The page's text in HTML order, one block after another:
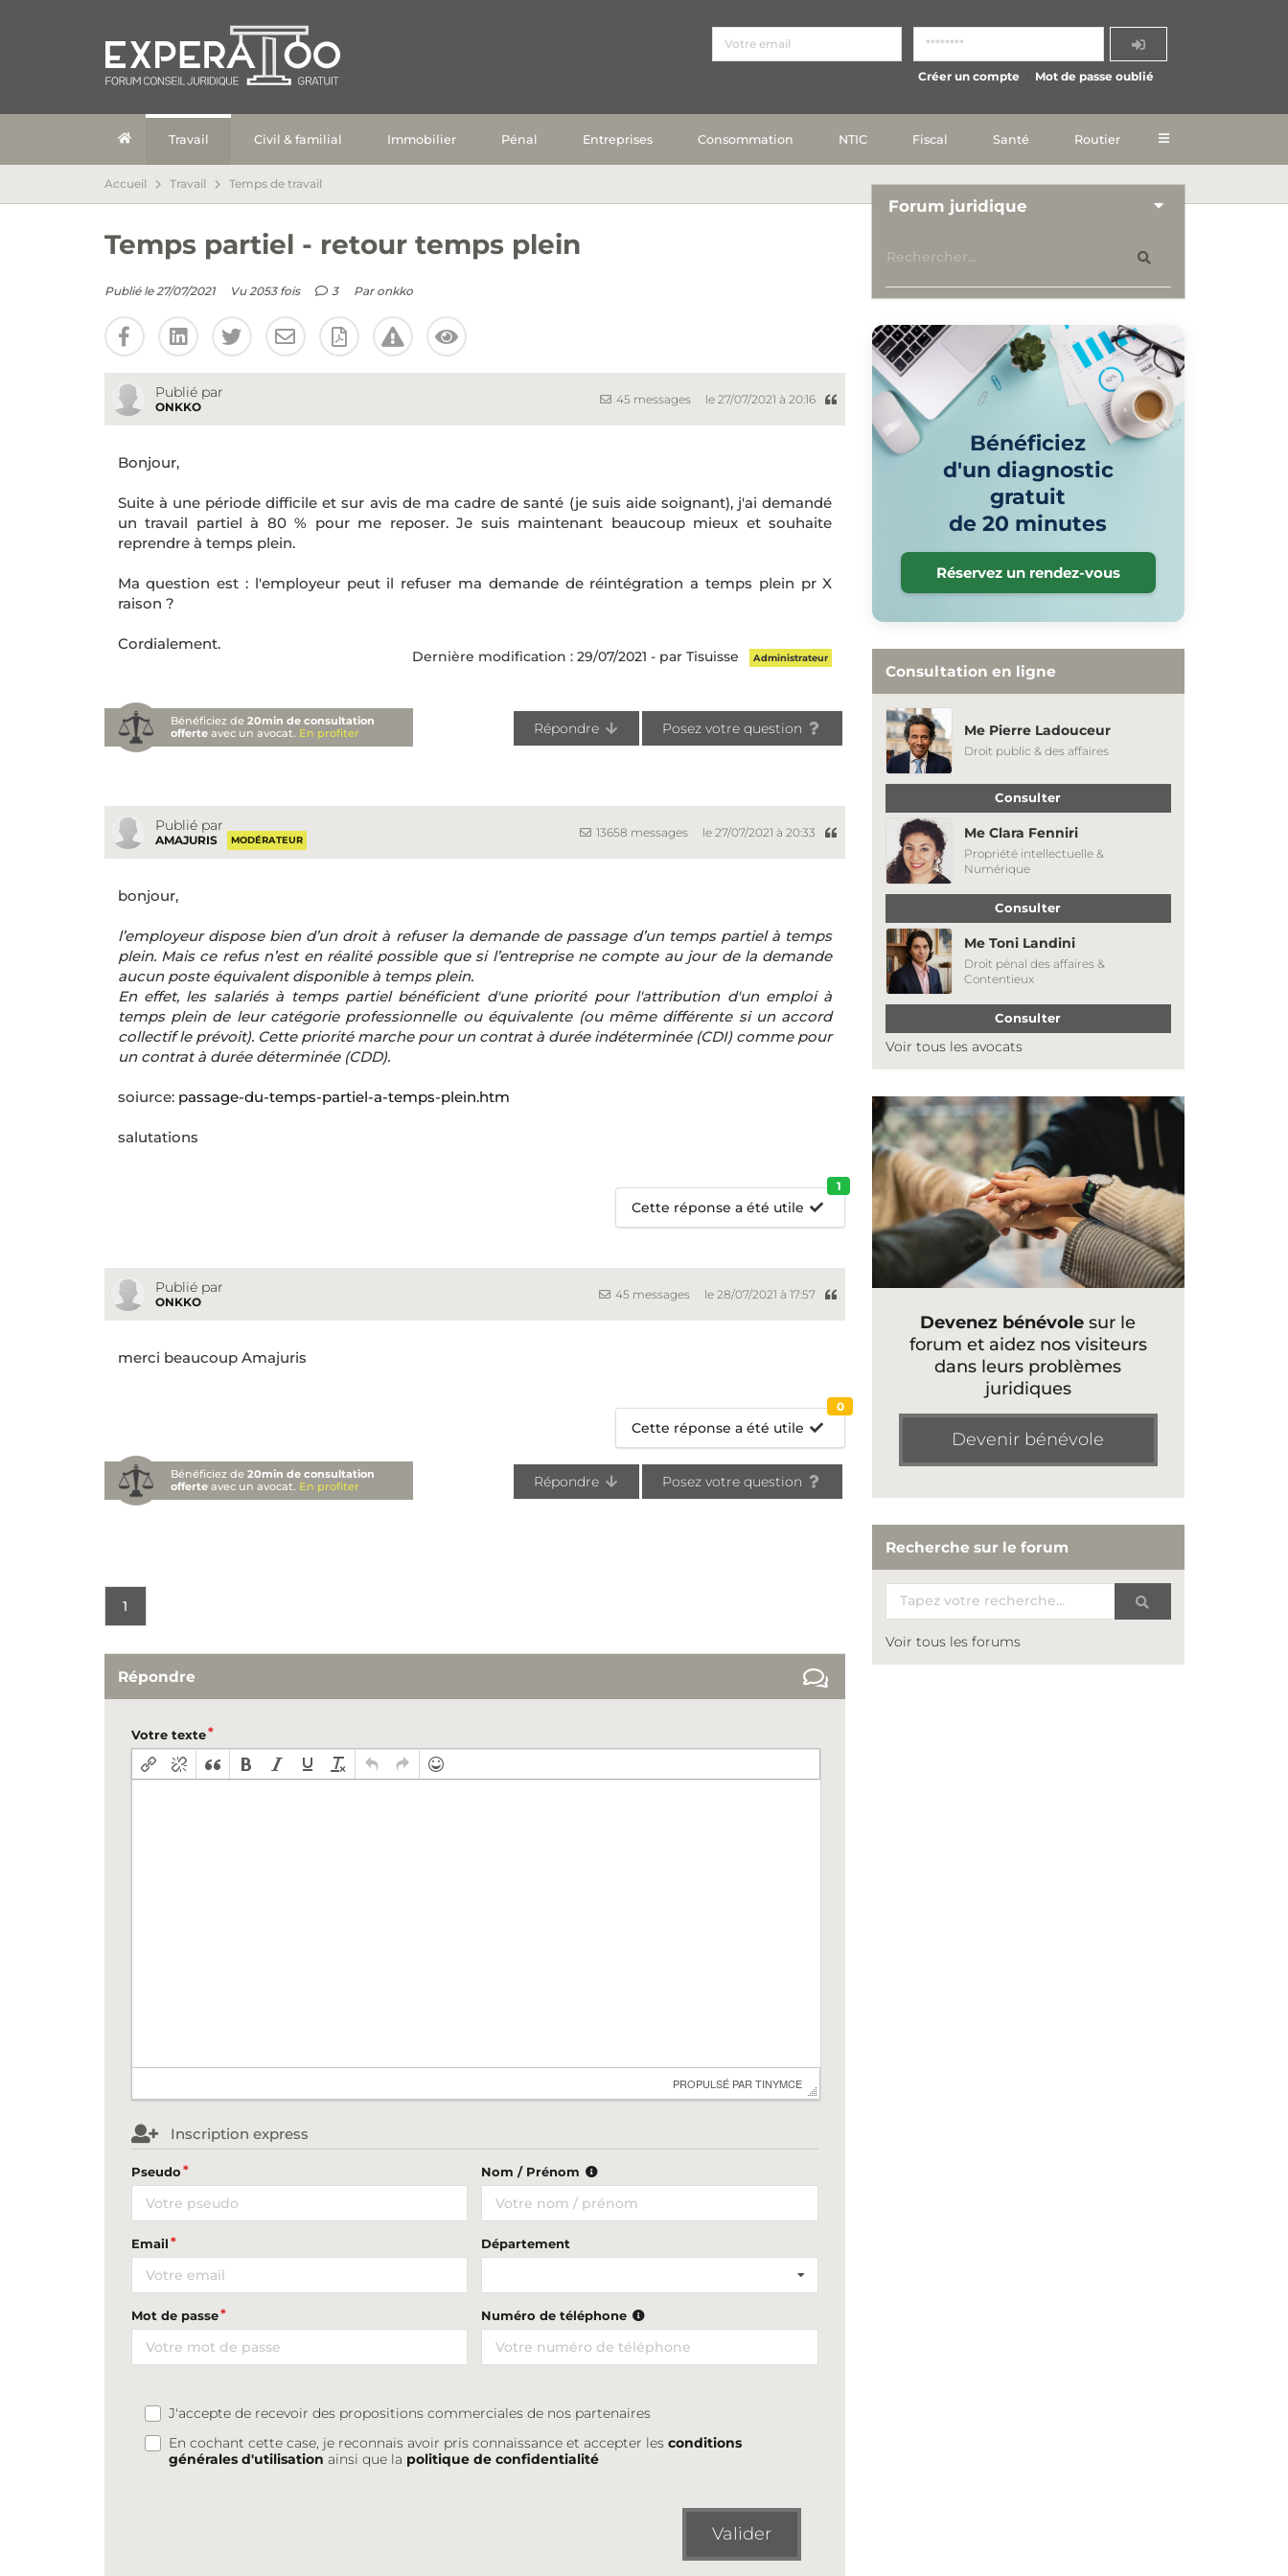
Créer un compte Mot de passe oublié
Travail Civil & familial Immobilier Pénal Entreprises Consommation NTIC Fiscal Santé Routier
Accueil Travail Temps de travail
Temps partiel - retour temps plein
Publié le 27/07/2021 Vu 2053 fois 3 Par onkko
Publié par
ONKKO
45 messages le 27/07/2021 à 20:16
Bonjour,
Suite à une période difficile et sur avis de ma cadre de santé (je suis aide soignant), j'ai demandé
un travail partiel à 80 % pour me reposer. Je suis maintenant beaucoup mieux et souhaite
reprendre à temps plein.
Ma question est : l'employeur peut il refuser ma demande de réintégration a temps plein pr X
raison ?
Cordialement.
Dernière modification : 29/07/2021 - par Tisuisse Administrateur
Bénéficiez de20min de consultation
offerte avec un avocat. En profiter Répondre Posez votre question
Publié par
AMAJURIS MODÉRATEUR
13658 messages le 27/07/2021 à 20:33
bonjour,
l’employeur dispose bien d’un droit à refuser la demande de passage d’un temps partiel à temps
plein. Mais ce refus n’est en réalité possible que si l’entreprise ne compte au jour de la demande
aucun poste équivalent disponible à temps plein.
En effet, les salariés à temps partiel bénéficient d'une priorité pour l'attribution d'un emploi à
temps plein de leur catégorie professionnelle ou équivalente (ou même différente si un accord
collectif le prévoit). Cette priorité marche pour un contrat à durée indéterminée (CDI) comme pour
un contrat à durée déterminée (CDD).
soiurce: passage-du-temps-partiel-a-temps-plein.htm
salutations
Cette réponse a été utile
1
Publié par
ONKKO
45 messages le 28/07/2021 à 17:57
merci beaucoup Amajuris
Cette réponse a été utile
0
Bénéficiez de20min de consultation
offerte avec un avocat. En profiter Répondre Posez votre question
1
Répondre
Votre texte
PROPULSÉ PAR TINYMCE
Inscription express
Pseudo Nom / Prénom
Email Département
Mot de passe Numéro de téléphone
J'accepte de recevoir des propositions commerciales de nos partenaires
En cochant cette case, je reconnais avoir pris connaissance et accepter lesconditions
générales d'utilisation ainsi que la politique de confidentialité
Valider
Forum juridique
Bénéficiez
d'un diagnostic
gratuit
de 20 minutes
Réservez un rendez-vous
Consultation en ligne
Me Pierre Ladouceur
Droit public & des affaires
Consulter
Me Clara Fenniri
Propriété intellectuelle &
Numérique
Consulter
Me Toni Landini
Droit pénal des affaires &
Contentieux
Consulter
Voir tous les avocats
Devenez bénévole sur le
forum et aidez nos visiteurs
dans leurs problèmes
juridiques
Devenir bénévole
Recherche sur le forum
Voir tous les forums